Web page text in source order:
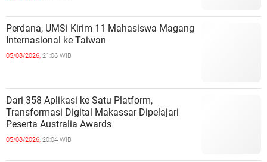
Perdana, UMSi Kirim 11 Mahasiswa Magang
Internasional ke Taiwan
05/08/2026, 21:06 WIB
Dari 358 Aplikasi ke Satu Platform,
Transformasi Digital Makassar Dipelajari
Peserta Australia Awards
05/08/2026, 20:04 WIB